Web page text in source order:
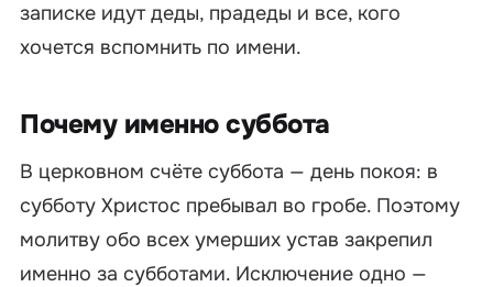
записке идут деды, прадеды и все, кого
хочется вспомнить по имени.
Почему именно суббота
В церковном счёте суббота — день покоя: в
субботу Христос пребывал во гробе. Поэтому
молитву обо всех умерших устав закрепил
именно за субботами. Исключение одно —